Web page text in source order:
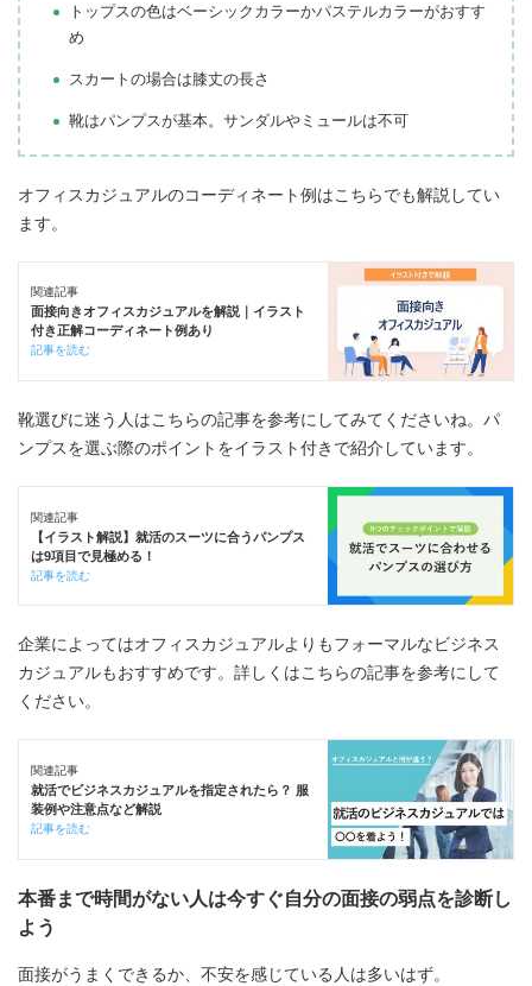
トップスの色はベーシックカラーかパステルカラーがおすす
め
スカートの場合は膝丈の長さ
靴はパンプスが基本。サンダルやミュールは不可
オフィスカジュアルのコーディネート例はこちらでも解説してい
ます。
関連記事
面接向きオフィスカジュアルを解説｜イラスト
付き正解コーディネート例あり
記事を読む
靴選びに迷う人はこちらの記事を参考にしてみてくださいね。パ
ンプスを選ぶ際のポイントをイラスト付きで紹介しています。
関連記事
【イラスト解説】就活のスーツに合うパンプス
は9項目で見極める！
記事を読む
企業によってはオフィスカジュアルよりもフォーマルなビジネス
カジュアルもおすすめです。詳しくはこちらの記事を参考にして
ください。
関連記事
就活でビジネスカジュアルを指定されたら？ 服
装例や注意点など解説
記事を読む
本番まで時間がない人は今すぐ自分の面接の弱点を診断し
よう
面接がうまくできるか、不安を感じている人は多いはず。